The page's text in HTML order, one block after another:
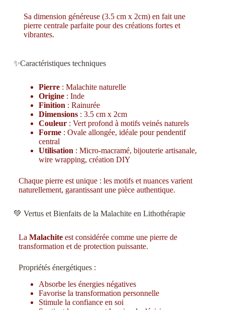
Sa dimension généreuse (3.5 cm x 2cm) en fait une
pierre centrale parfaite pour des créations fortes et
vibrantes.
✨Caractéristiques techniques
Pierre: Malachite naturelle
Origine: Inde
Finition : Rainurée
Dimensions: 3.5 cm x 2cm
Couleur: Vert profond à motifs veinés naturels
Forme: Ovale allongée, idéale pour pendentif
central
Utilisation : Micro-macramé, bijouterie artisanale,
wire wrapping, création DIY
Chaque pierre est unique : les motifs et nuances varient
naturellement, garantissant une pièce authentique.
💚 Vertus et Bienfaits de la Malachite en Lithothérapie
La Malachiteest considérée comme une pierre de
transformation et de protection puissante.
Propriétés énergétiques :
Absorbe les énergies négatives
Favorise la transformation personnelle
Stimule la confiance en soi